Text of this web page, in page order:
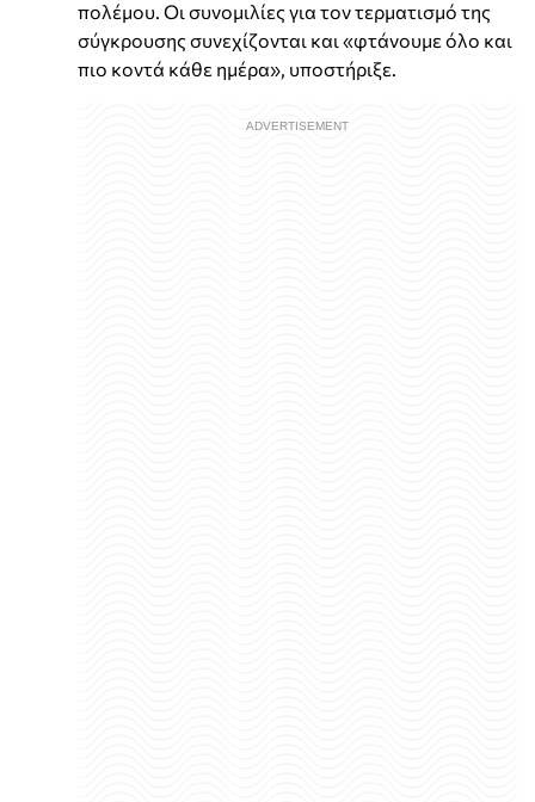
πολέμου. Οι συνομιλίες για τον τερματισμό της
σύγκρουσης συνεχίζονται και «φτάνουμε όλο και
πιο κοντά κάθε ημέρα», υποστήριξε.